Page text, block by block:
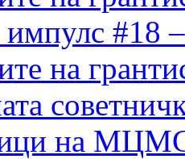
импулс #18
на
на МЦМС